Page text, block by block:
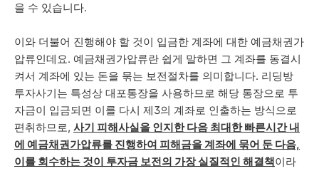
을 수 있습니다.
이와 더불어 진행해야 할 것이 입금한 계좌에 대한 예금채권가
압류인데요. 예금채권가압류란 쉽게 말하면 그 계좌를 동결시
켜서 계좌에 있는 돈을 묶는 보전절차를 의미합니다. 리딩방
투자사기는 특성상 대포통장을 사용하므로 해당 통장으로 투
자금이 입금되면 이를 다시 제3의 계좌로 인출하는 방식으로
편취하므로, 사기 피해사실을 인지한 다음 최대한 빠른시간 내
에 예금채권가압류를 진행하여 피해금을 계좌에 묶어 둔 다음,
이를 회수하는 것이 투자금 보전의 가장 실질적인 해결책이라